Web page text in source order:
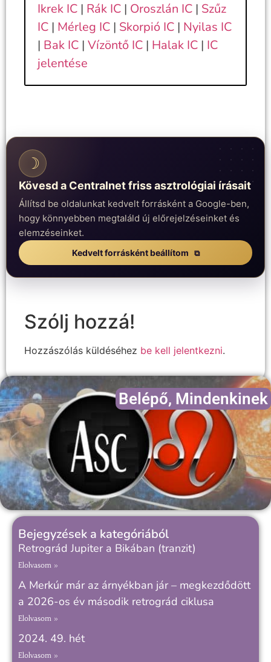
Ikrek IC | Rák IC | Oroszlán IC | Szűz
IC | Mérleg IC | Skorpió IC | Nyilas IC
| Bak IC | Vízöntő IC | Halak IC | IC
jelentése
☽
Kövesd a Centralnet friss asztrológiai írásait
Állítsd be oldalunkat kedvelt forrásként a Google-ben,
hogy könnyebben megtaláld új előrejelzéseinket és
elemzéseinket.
Kedvelt forrásként beállítom
Szólj hozzá!
Hozzászólás küldéséhez be kell jelentkezni.
Belépő, Mindenkinek
Bejegyzések a kategóriából
Retrográd Jupiter a Bikában (tranzit)
Elolvasom »
A Merkúr már az árnyékban jár – megkezdődött
a 2026-os év második retrográd ciklusa
Elolvasom »
2024. 49. hét
Elolvasom »